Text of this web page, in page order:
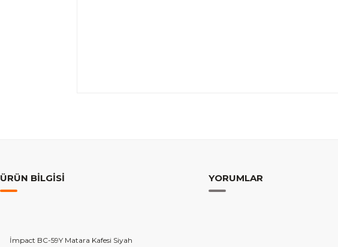
ÜRÜN BILGISI YORUMLAR
İmpact BC-59Y Matara Kafesi Siyah